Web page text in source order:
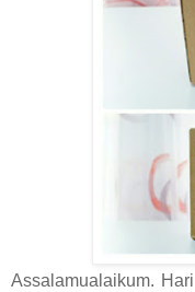
Assalamualaikum.